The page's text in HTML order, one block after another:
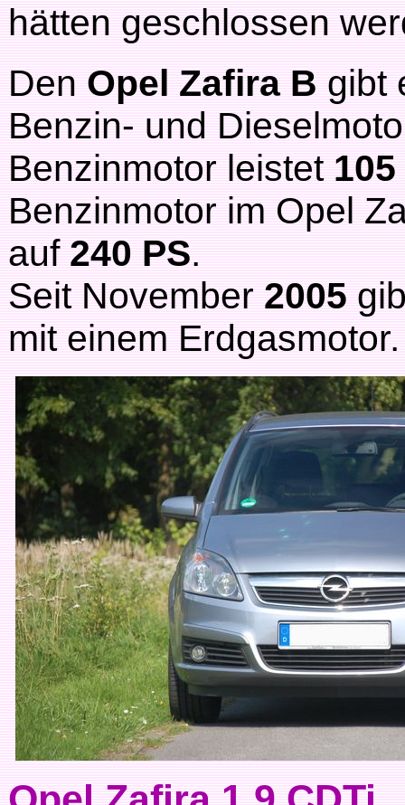
hätten geschlossen
DenOpel Zafira Bgibt
Benzin- und
Benzinmotor leistet105
Benzinmotor im Opel
auf240 PS.
Seit November2005
mit einem Erdgasmotor.